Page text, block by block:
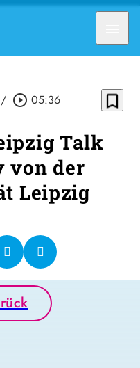
/ play_circle_outline 05:36 bookmark_border
Talk
von der
Leipzig